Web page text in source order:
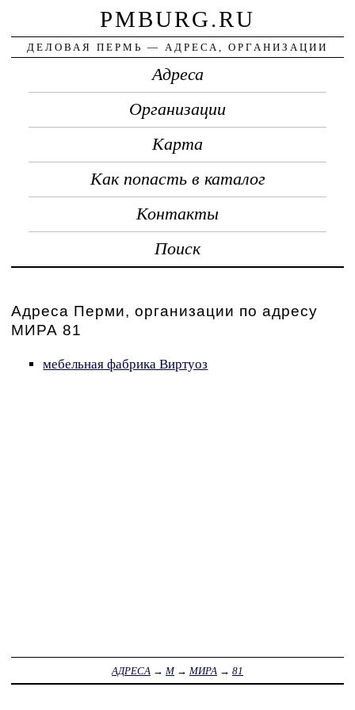
PMBURG.RU
ДЕЛОВАЯ ПЕРМЬ — АДРЕСА, ОРГАНИЗАЦИИ
Адреса
Организации
Карта
Как попасть в каталог
Контакты
Поиск
Адреса Перми, организации по адресу
МИРА 81
мебельная фабрика Виртуоз
АДРЕСА → М→ МИРА → 81